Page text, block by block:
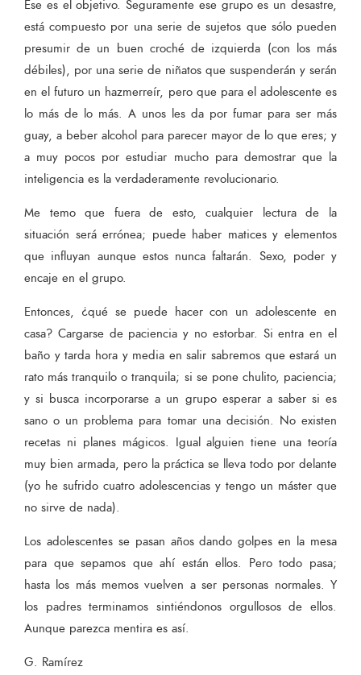
Ese es el objetivo. Seguramente ese grupo es un desastre,
está compuesto por una serie de sujetos que sólo pueden
presumir de un buen croché de izquierda (con los más
débiles), por una serie de niñatos que suspenderán y serán
en el futuro un hazmerreír, pero que para el adolescente es
lo más de lo más. A unos les da por fumar para ser más
guay, a beber alcohol para parecer mayor de lo que eres; y
a muy pocos por estudiar mucho para demostrar que la
inteligencia es la verdaderamente revolucionario.
Me temo que fuera de esto, cualquier lectura de la
situación será errónea; puede haber matices y elementos
que influyan aunque estos nunca faltarán. Sexo, poder y
encaje en el grupo.
Entonces, ¿qué se puede hacer con un adolescente en
casa? Cargarse de paciencia y no estorbar. Si entra en el
baño y tarda hora y media en salir sabremos que estará un
rato más tranquilo o tranquila; si se pone chulito, paciencia;
y si busca incorporarse a un grupo esperar a saber si es
sano o un problema para tomar una decisión. No existen
recetas ni planes mágicos. Igual alguien tiene una teoría
muy bien armada, pero la práctica se lleva todo por delante
(yo he sufrido cuatro adolescencias y tengo un máster que
no sirve de nada).
Los adolescentes se pasan años dando golpes en la mesa
para que sepamos que ahí están ellos. Pero todo pasa;
hasta los más memos vuelven a ser personas normales. Y
los padres terminamos sintiéndonos orgullosos de ellos.
Aunque parezca mentira es así.
G. Ramírez